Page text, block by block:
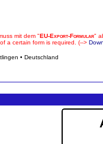
mit dem "EU-Export-Formular"
a certain form is required. (-->
• Deutschland